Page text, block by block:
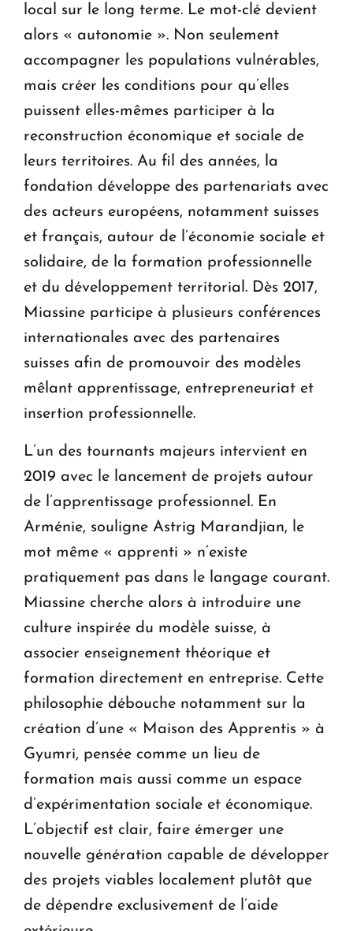
local sur le long terme. Le mot-clé devient
alors « autonomie ». Non seulement
accompagner les populations vulnérables,
mais créer les conditions pour qu’elles
puissent elles-mêmes participer à la
reconstruction économique et sociale de
leurs territoires. Au fil des années, la
fondation développe des partenariats avec
des acteurs européens, notamment suisses
et français, autour de l’économie sociale et
solidaire, de la formation professionnelle
et du développement territorial. Dès 2017,
Miassine participe à plusieurs conférences
internationales avec des partenaires
suisses afin de promouvoir des modèles
mêlant apprentissage, entrepreneuriat et
insertion professionnelle.
L’un des tournants majeurs intervient en
2019 avec le lancement de projets autour
de l’apprentissage professionnel. En
Arménie, souligne Astrig Marandjian, le
mot même « apprenti » n’existe
pratiquement pas dans le langage courant.
Miassine cherche alors à introduire une
culture inspirée du modèle suisse, à
associer enseignement théorique et
formation directement en entreprise. Cette
philosophie débouche notamment sur la
création d’une « Maison des Apprentis » à
Gyumri, pensée comme un lieu de
formation mais aussi comme un espace
d’expérimentation sociale et économique.
L’objectif est clair, faire émerger une
nouvelle génération capable de développer
des projets viables localement plutôt que
de dépendre exclusivement de l’aide